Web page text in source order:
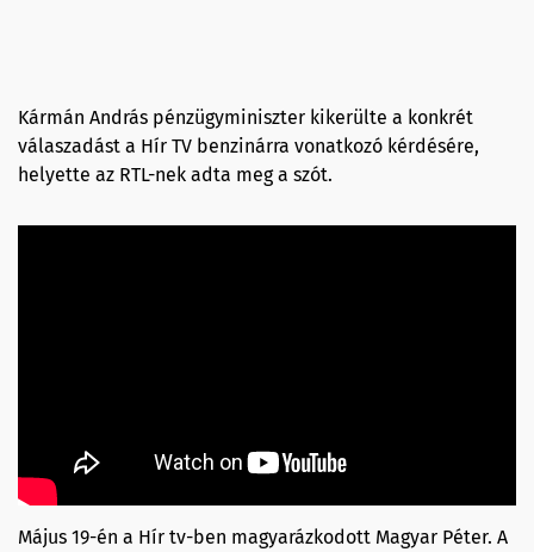
Kármán András pénzügyminiszter kikerülte a konkrét
válaszadást a Hír TV benzinárra vonatkozó kérdésére,
helyette az RTL-nek adta meg a szót.
Május 19-én a Hír tv-ben magyarázkodott Magyar Péter. A